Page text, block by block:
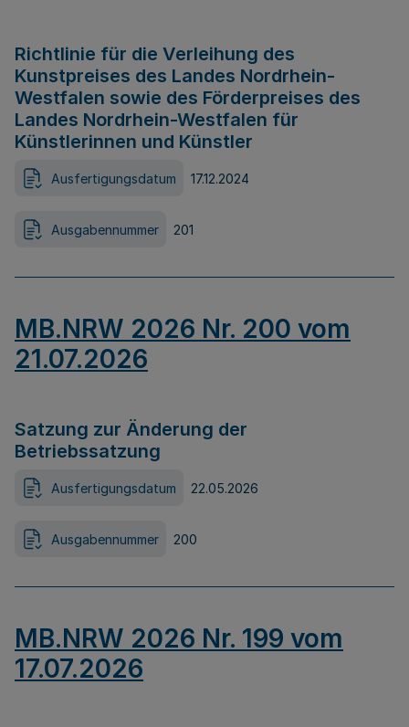
Richtlinie für die Verleihung des
Kunstpreises des Landes Nordrhein-
Westfalen sowie des Förderpreises des
Landes Nordrhein-Westfalen für
Künstlerinnen und Künstler
Ausfertigungsdatum 17.12.2024
Ausgabennummer 201
MB.NRW 2026 Nr. 200 vom
21.07.2026
Satzung zur Änderung der
Betriebssatzung
Ausfertigungsdatum 22.05.2026
Ausgabennummer 200
MB.NRW 2026 Nr. 199 vom
17.07.2026